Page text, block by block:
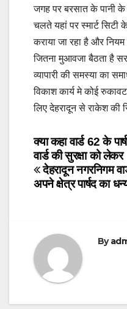
जगह पर बरसात के पानी
चलते यहां पर स्मार्ट
कराया जा रहा है और
जितना मुआवजा बैठता है
व्यापारी की समस्या का
विकाश कार्य मे कोई
लिए देहरादून से राकेश की
Post
क्या कहा वार्ड 62 के
वार्ड की सुरक्षा को
देहरादून नगरनिगम
अपने क्षेत्र पार्षद का
By